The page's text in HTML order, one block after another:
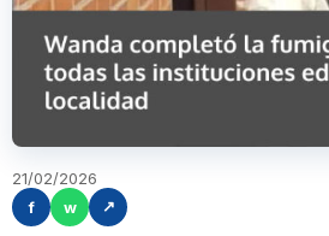
21/02/2026
f
w ↗